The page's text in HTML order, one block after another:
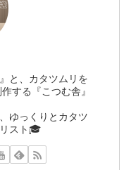
と、カタツムリを
する『こつむ舎』
ゆっくりとカタツ
スト🎓